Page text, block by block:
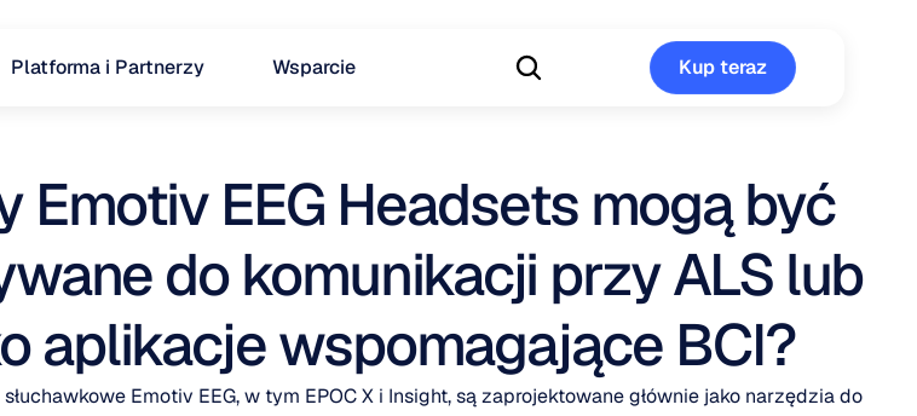
Platforma i Partnerzy Wsparcie
Kup teraz
Emotiv EEG Headsets mogą być
do komunikacji przy ALS lub
aplikacje wspomagające BCI?
Emotiv EEG, w tym EPOC X i Insight, są zaprojektowane głównie jako narzędzia do